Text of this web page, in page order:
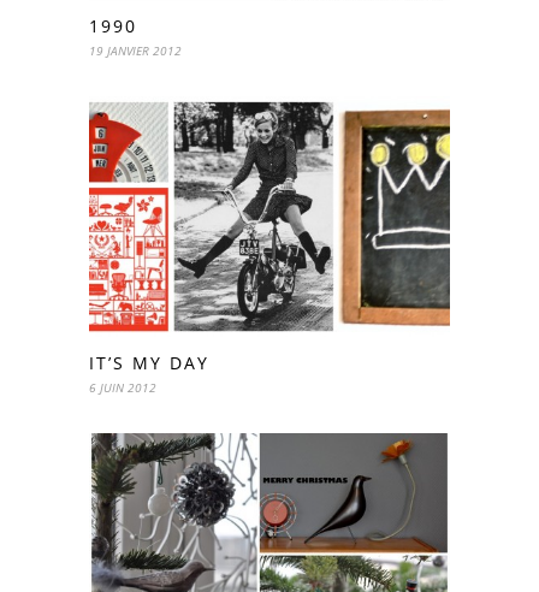
1990
19 JANVIER 2012
IT’S MY DAY
6 JUIN 2012